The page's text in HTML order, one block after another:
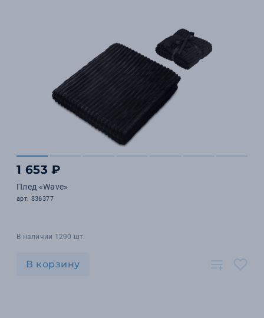
1 653 ₽
Плед «Wave»
арт. 836377
В наличии 1290 шт.
В корзину